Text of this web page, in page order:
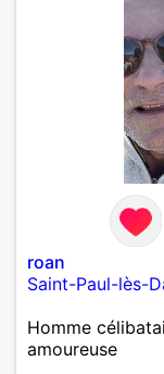
roan
Saint-Paul-lès-
Homme
amoureuse